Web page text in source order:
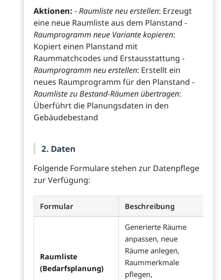
Aktionen: -Raumliste neu erstellen: Erzeugt
eine neue Raumliste aus dem Planstand -
Raumprogramm neue Variante kopieren:
Kopiert einen Planstand mit
Raummatchcodes und Erstausstattung -
Raumprogramm neu erstellen: Erstellt ein
neues Raumprogramm für den Planstand -
Raumliste zu Bestand-Räumen übertragen:
Überführt die Planungsdaten in den
Gebäudebestand
2. Daten
Folgende Formulare stehen zur Datenpflege
zur Verfügung:
Formular Beschreibung
Raumliste
(Bedarfsplanung)
Generierte Räume
anpassen, neue
Räume anlegen,
Raummerkmale
pflegen,